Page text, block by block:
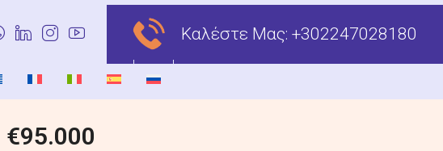
Καλέστε Μας: +302247028180
€95.000